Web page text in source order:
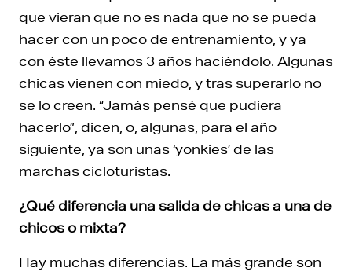
que vieran que no es nada que no se pueda
hacer con un poco de entrenamiento, y ya
con éste llevamos 3 años haciéndolo. Algunas
chicas vienen con miedo, y tras superarlo no
se lo creen. “Jamás pensé que pudiera
hacerlo”, dicen, o, algunas, para el año
siguiente, ya son unas ‘yonkies’ de las
marchas cicloturistas.
¿Qué diferencia una salida de chicas a una de
chicos o mixta?
Hay muchas diferencias. La más grande son